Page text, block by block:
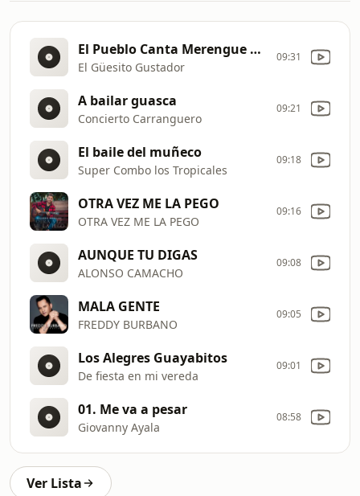
El Pueblo Canta Merengue Carranguero Versión 25 años
El Güesito Gustador
09:31
A bailar guasca
Concierto Carranguero
09:21
El baile del muñeco
Super Combo los Tropicales
09:18
OTRA VEZ ME LA PEGO
OTRA VEZ ME LA PEGO
09:16
AUNQUE TU DIGAS
ALONSO CAMACHO
09:08
MALA GENTE
FREDDY BURBANO
09:05
Los Alegres Guayabitos
De fiesta en mi vereda
09:01
01. Me va a pesar
Giovanny Ayala
08:58
Ver Lista